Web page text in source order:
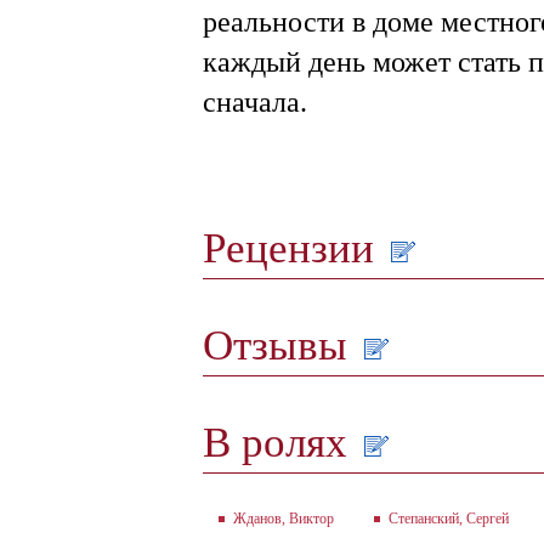
реальности в доме
каждый день может стать
сначала.
Рецензии
Отзывы
В ролях
Жданов, Виктор Степанский, Сергей